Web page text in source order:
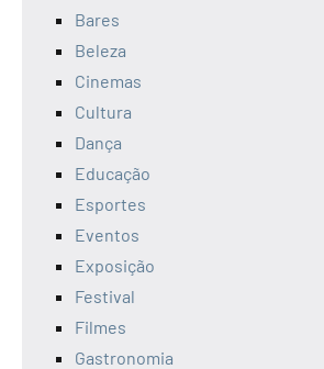
Bares
Beleza
Cinemas
Cultura
Dança
Educação
Esportes
Eventos
Exposição
Festival
Filmes
Gastronomia